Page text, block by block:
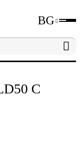
BG
Цифрови
С